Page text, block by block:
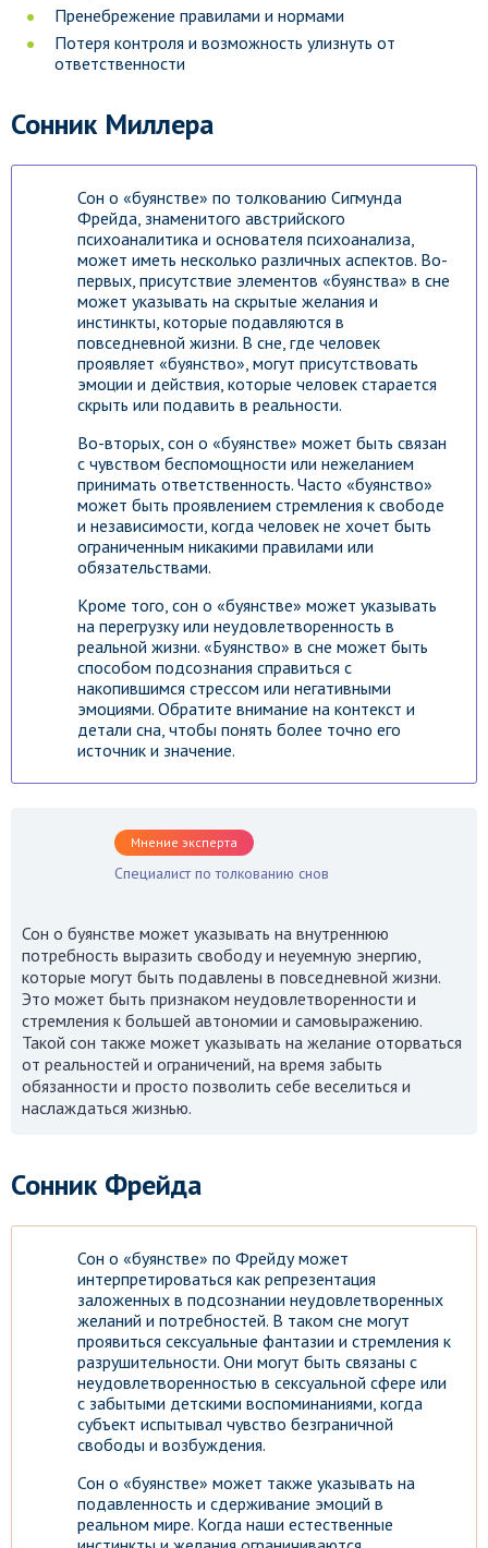
Пренебрежение правилами и нормами
Потеря контроля и возможность улизнуть от
ответственности
Сонник Миллера
Сон о «буянстве» по толкованию Сигмунда
Фрейда, знаменитого австрийского
психоаналитика и основателя психоанализа,
может иметь несколько различных аспектов. Во-
первых, присутствие элементов «буянства» в сне
может указывать на скрытые желания и
инстинкты, которые подавляются в
повседневной жизни. В сне, где человек
проявляет «буянство», могут присутствовать
эмоции и действия, которые человек старается
скрыть или подавить в реальности.
Во-вторых, сон о «буянстве» может быть связан
с чувством беспомощности или нежеланием
принимать ответственность. Часто «буянство»
может быть проявлением стремления к свободе
и независимости, когда человек не хочет быть
ограниченным никакими правилами или
обязательствами.
Кроме того, сон о «буянстве» может указывать
на перегрузку или неудовлетворенность в
реальной жизни. «Буянство» в сне может быть
способом подсознания справиться с
накопившимся стрессом или негативными
эмоциями. Обратите внимание на контекст и
детали сна, чтобы понять более точно его
источник и значение.
Мнение эксперта
Специалист по толкованию снов
Сон о буянстве может указывать на внутреннюю
потребность выразить свободу и неуемную энергию,
которые могут быть подавлены в повседневной жизни.
Это может быть признаком неудовлетворенности и
стремления к большей автономии и самовыражению.
Такой сон также может указывать на желание оторваться
от реальностей и ограничений, на время забыть
обязанности и просто позволить себе веселиться и
наслаждаться жизнью.
Сонник Фрейда
Сон о «буянстве» по Фрейду может
интерпретироваться как репрезентация
заложенных в подсознании неудовлетворенных
желаний и потребностей. В таком сне могут
проявиться сексуальные фантазии и стремления к
разрушительности. Они могут быть связаны с
неудовлетворенностью в сексуальной сфере или
с забытыми детскими воспоминаниями, когда
субъект испытывал чувство безграничной
свободы и возбуждения.
Сон о «буянстве» может также указывать на
подавленность и сдерживание эмоций в
реальном мире. Когда наши естественные